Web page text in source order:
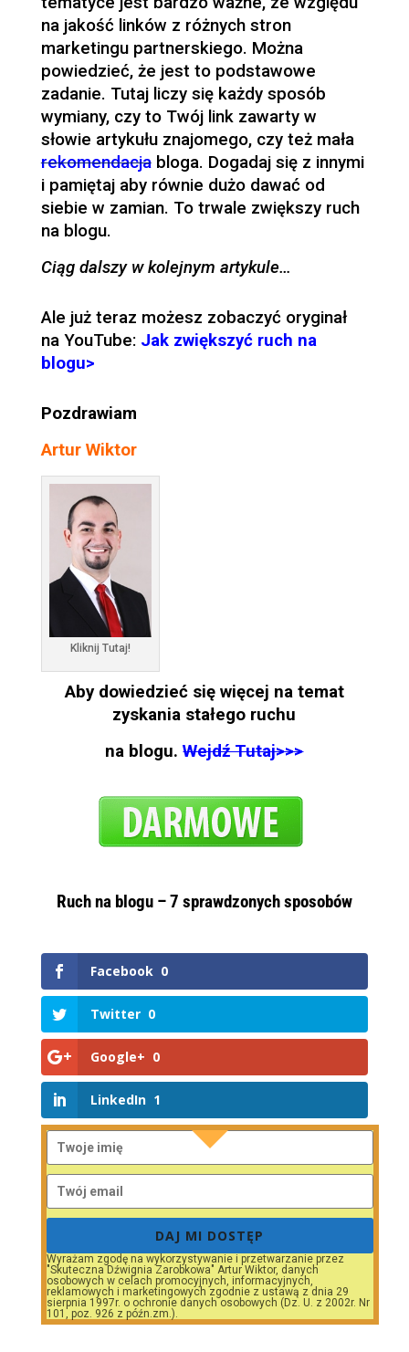
na jakość linków z różnych stron
marketingu partnerskiego. Można
powiedzieć, że jest to podstawowe
zadanie. Tutaj liczy się każdy sposób
wymiany, czy to Twój link zawarty w
słowie artykułu znajomego, czy też mała
rekomendacja bloga. Dogadaj się z innymi
i pamiętaj aby równie dużo dawać od
siebie w zamian. To trwale zwiększy ruch
na blogu.
Ciąg dalszy w kolejnym artykule…
Ale już teraz możesz zobaczyć oryginał
na YouTube: Jak zwiększyć ruch na
blogu>
Pozdrawiam
Artur Wiktor
Kliknij Tutaj!
Aby dowiedzieć się więcej na temat
zyskania stałego ruchu
na blogu.Wejdź Tutaj>>>
Ruch na blogu – 7 sprawdzonych sposobów
Facebook 0
Twitter 0
Google+ 0
LinkedIn 1
DAJ MI DOSTĘP
Wyrażam zgodę na wykorzystywanie i przetwarzanie przez
"Skuteczna Dźwignia Zarobkowa" Artur Wiktor, danych
osobowych w celach promocyjnych, informacyjnych,
reklamowych i marketingowych zgodnie z ustawą z dnia 29
sierpnia 1997r. o ochronie danych osobowych (Dz. U. z 2002r. Nr
101, poz. 926 z późn.zm.).